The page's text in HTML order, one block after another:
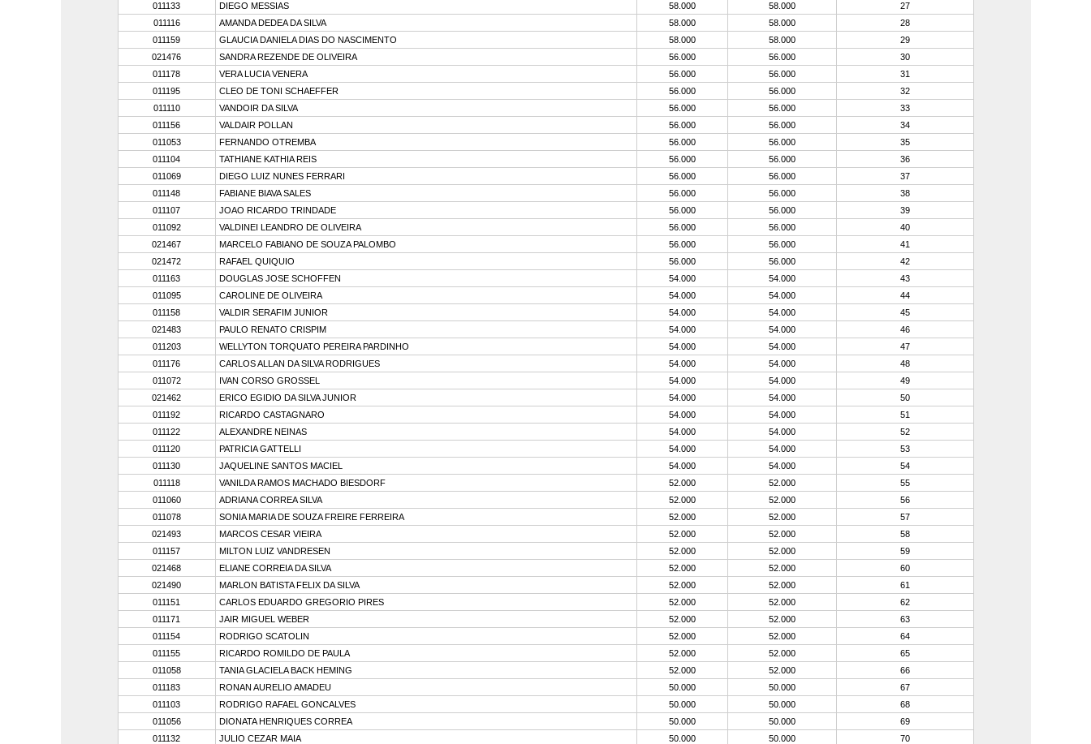
011133
DIEGO MESSIAS 58.000 58.000
27
011116
AMANDA DEDEA DA SILVA 58.000 58.000
28
011159
GLAUCIA DANIELA DIAS DO NASCIMENTO 58.000 58.000
29
021476
SANDRA REZENDE DE OLIVEIRA 56.000 56.000
30
011178
VERA LUCIA VENERA 56.000 56.000
31
011195
CLEO DE TONI SCHAEFFER 56.000 56.000
32
011110
VANDOIR DA SILVA 56.000 56.000
33
011156
VALDAIR POLLAN 56.000 56.000
34
011053
FERNANDO OTREMBA 56.000 56.000
35
011104
TATHIANE KATHIA REIS 56.000 56.000
36
011069
DIEGO LUIZ NUNES FERRARI 56.000 56.000
37
011148
FABIANE BIAVA SALES 56.000 56.000
38
011107
JOAO RICARDO TRINDADE 56.000 56.000
39
011092
VALDINEI LEANDRO DE OLIVEIRA 56.000 56.000
40
021467
MARCELO FABIANO DE SOUZA PALOMBO 56.000 56.000
41
021472
RAFAEL QUIQUIO 56.000 56.000
42
011163
DOUGLAS JOSE SCHOFFEN 54.000 54.000
43
011095
CAROLINE DE OLIVEIRA 54.000 54.000
44
011158
VALDIR SERAFIM JUNIOR 54.000 54.000
45
021483
PAULO RENATO CRISPIM 54.000 54.000
46
011203
WELLYTON TORQUATO PEREIRA PARDINHO 54.000 54.000
47
011176
CARLOS ALLAN DA SILVA RODRIGUES 54.000 54.000
48
011072
IVAN CORSO GROSSEL 54.000 54.000
49
021462
ERICO EGIDIO DA SILVA JUNIOR 54.000 54.000
50
011192
RICARDO CASTAGNARO 54.000 54.000
51
011122
ALEXANDRE NEINAS 54.000 54.000
52
011120
PATRICIA GATTELLI 54.000 54.000
53
011130
JAQUELINE SANTOS MACIEL 54.000 54.000
54
011118
VANILDA RAMOS MACHADO BIESDORF 52.000 52.000
55
011060
ADRIANA CORREA SILVA 52.000 52.000
56
011078
SONIA MARIA DE SOUZA FREIRE FERREIRA 52.000 52.000
57
021493
MARCOS CESAR VIEIRA 52.000 52.000
58
011157
MILTON LUIZ VANDRESEN 52.000 52.000
59
021468
ELIANE CORREIA DA SILVA 52.000 52.000
60
021490
MARLON BATISTA FELIX DA SILVA 52.000 52.000
61
011151
CARLOS EDUARDO GREGORIO PIRES 52.000 52.000
62
011171
JAIR MIGUEL WEBER 52.000 52.000
63
011154
RODRIGO SCATOLIN 52.000 52.000
64
011155
RICARDO ROMILDO DE PAULA 52.000 52.000
65
011058
TANIA GLACIELA BACK HEMING 52.000 52.000
66
011183
RONAN AURELIO AMADEU 50.000 50.000
67
011103
RODRIGO RAFAEL GONCALVES 50.000 50.000
68
011056
DIONATA HENRIQUES CORREA 50.000 50.000
69
011132
JULIO CEZAR MAIA 50.000 50.000
70